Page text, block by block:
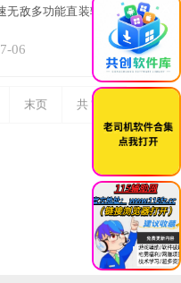
多功能直装辅助 下载地址
06
末页 共 7